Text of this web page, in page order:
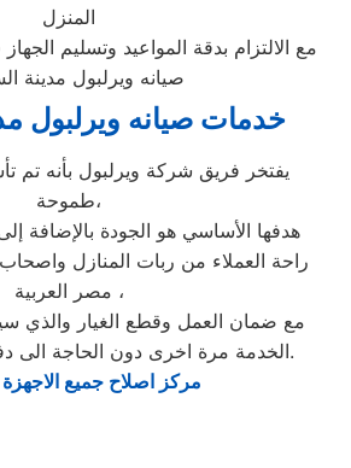
المنزل
مع الالتزام بدقة المواعيد وتسليم
صيانه ويرلبول مدينة
خدمات صيانه ويرلبول
يفتخر فريق شركة ويرلبول بأنه تم
طموحة،
هدفها الأساسي هو الجودة بالإضافة
راحة العملاء من ربات المنازل
مصر العربية ،
مع ضمان العمل وقطع الغيار والذي
الخدمة مرة اخرى دون الحاجة الى دفع اي رسوم اضافية.
مركز اصلاح جميع الاجهزة